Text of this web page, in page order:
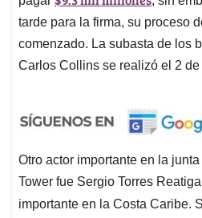
tarde para la firma, su proceso
comenzado. La subasta de los
Carlos Collins se realizó el 2
Otro actor importante en la
Tower fue Sergio Torres
importante en la Costa Caribe.